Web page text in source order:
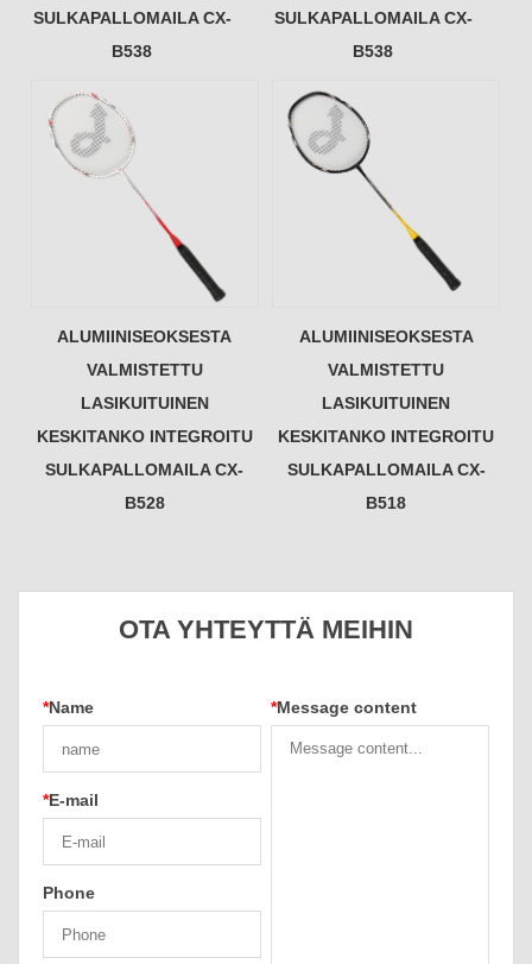
SULKAPALLOMAILA CX-
B538
SULKAPALLOMAILA CX-
B538
ALUMIINISEOKSESTA
VALMISTETTU
LASIKUITUINEN
KESKITANKO INTEGROITU
SULKAPALLOMAILA CX-
B528
ALUMIINISEOKSESTA
VALMISTETTU
LASIKUITUINEN
KESKITANKO INTEGROITU
SULKAPALLOMAILA CX-
B518
OTA YHTEYTTÄ MEIHIN
*Name
*E-mail
Phone
*Message content